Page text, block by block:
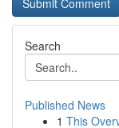
Search
Published News
1 This